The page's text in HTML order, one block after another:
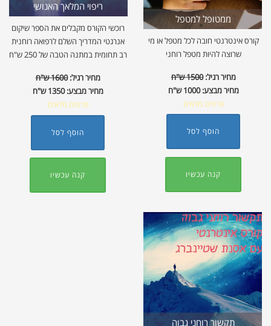
ממטופל למטפל
קורס אינטרנטי חובה לכל מטפל או מי
שרוצה להיות מטפל רוחני
מחיר רגיל:1500 ש"ח
מחיר מבצע:1000 ש"ח
פרטים מלאים
הוסף לסל
קנה עכשיו
ריפוי המלאך האנושי
רוכשי הקורס מקבלים את הספר שיקום
אנרגטי המדריך השלם לרפואה רוחנית
רב תחומית במתנה הטבה של 250 ש"ח
מחיר רגיל:1600 ש"ח
מחיר מבצע:1350 ש"ח
פרטים מלאים
הוסף לסל
קנה עכשיו
תקשור רוחני גבוה